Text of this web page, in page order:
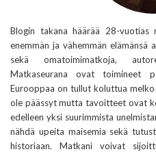
Blogin takana häärää 28-vuotias
enemmän ja vähemmän
sekä omatoimimatkoja,
Matkaseurana ovat toimineet
Eurooppaa on tullut koluttua
ole päässyt mutta tavoitteet ovat
edelleen yksi suurimmista
nähdä upeita maisemia sekä
historiaan. Matkani voivat